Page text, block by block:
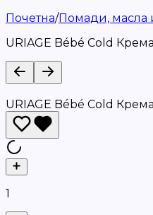
Почетна/Помади, масла
URIAGE Bébé Cold
URIAGE Bébé Cold
1